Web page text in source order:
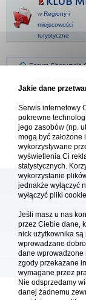
w Regiony i
miejscowości
turystyczne
Forum Chorwacja
Platforma cro.pl©
Redakcja platformy
użytkowników.
wyłącznie informacyjny.
się organizacją
Copyright:
Jakie dane
Serwis internetowy
pokrewne
jego zasobów (np.
mogą być
wykorzystywane
wyświetlenia Ci
statystycznych.
wykorzystanie
jednakże wyłączyć
wyłączyć pliki
Jeśli masz u nas
przez Ciebie dane,
nick użytkownika
wprowadzane
dane wprowadzone
zgody przekazane
wymagane przez
Nie odsprzedamy
danej żadnemu